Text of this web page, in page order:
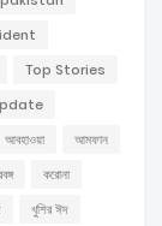
Top Stories
আবহাওয়া
আমফান
করোনা
খুশির ঈদ